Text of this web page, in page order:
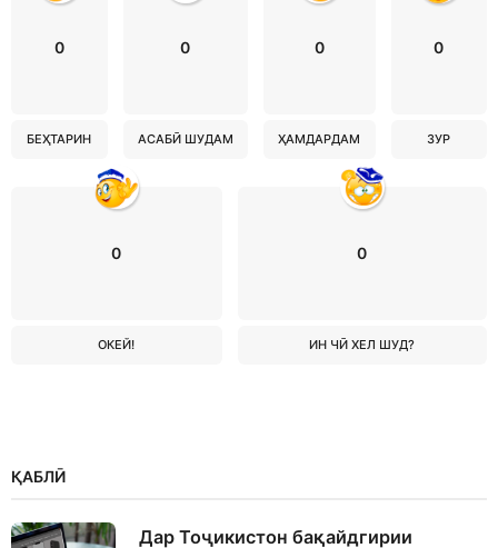
0
БЕҲТАРИН
0
АСАБӢ ШУДАМ
0
ҲАМДАРДАМ
0
ЗУР
0
ОКЕЙ!
0
ИН ЧӢ ХЕЛ ШУД?
ҚАБЛӢ
Дар Тоҷикистон бақайдгирии